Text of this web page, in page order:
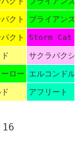
クト
ブライアンズ
クト
Storm Cat
サクラバクシ
ロー エルコンドル
アフリート